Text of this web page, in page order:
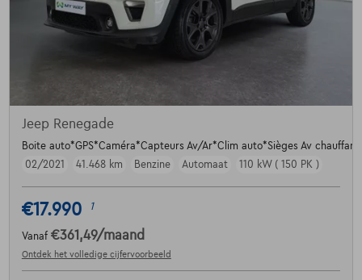
Jeep Renegade
Boite auto*GPS*Caméra*Capteurs Av/Ar*Clim auto*Sièges Av
02/2021
41.468 km Benzine Automaat 110 kW ( 150 PK )
€17.990 1
Vanaf €361,49/maand
Ontdek het volledige cijfervoorbeeld